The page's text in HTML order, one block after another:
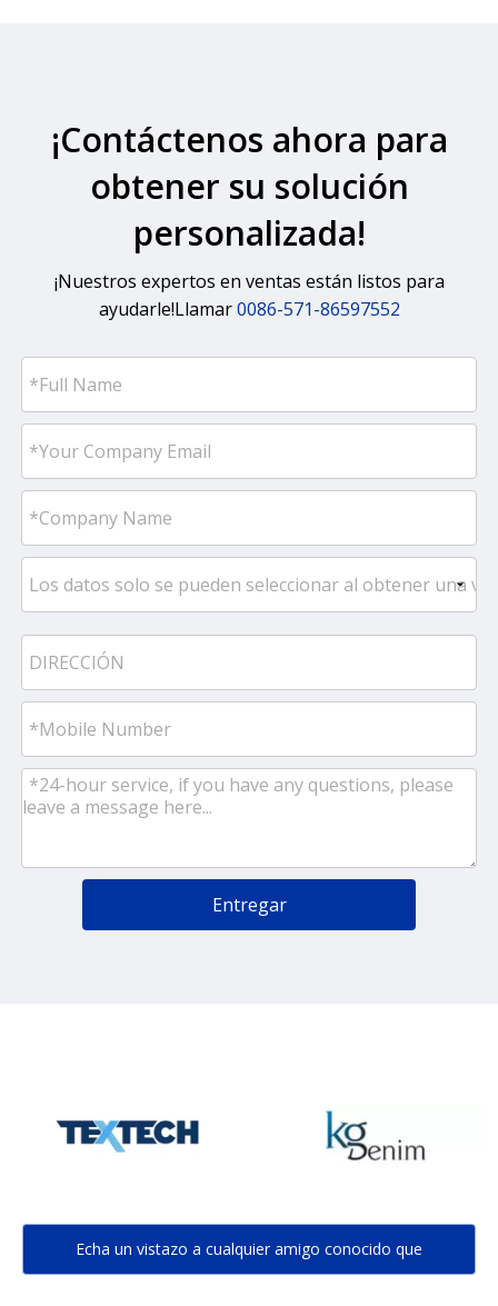
¡Contáctenos ahora para
obtener su solución
personalizada!
¡Nuestros expertos en ventas están listos para
ayudarle!Llamar0086-571-86597552
Entregar
Echa un vistazo a cualquier amigo conocido que